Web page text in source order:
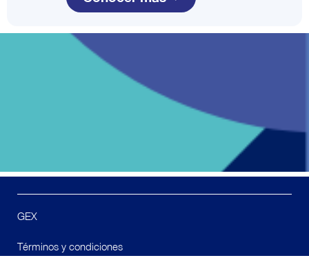
GEX
Términos y condiciones